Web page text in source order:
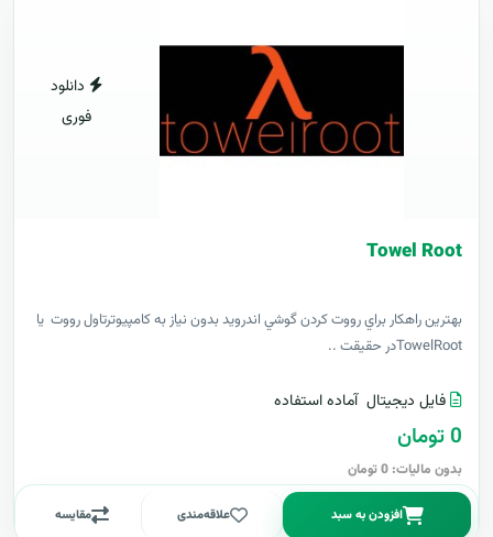
دانلود
فوری
Towel Root
بهترين راهکار براي رووت کردن گوشي اندرويد بدون نياز به کامپيوترتاول رووت يا
TowelRootدر حقيقت ..
فایل دیجیتال آماده استفاده
0 تومان
بدون مالیات: 0 تومان
افزودن به سبد علاقه‌مندی مقایسه